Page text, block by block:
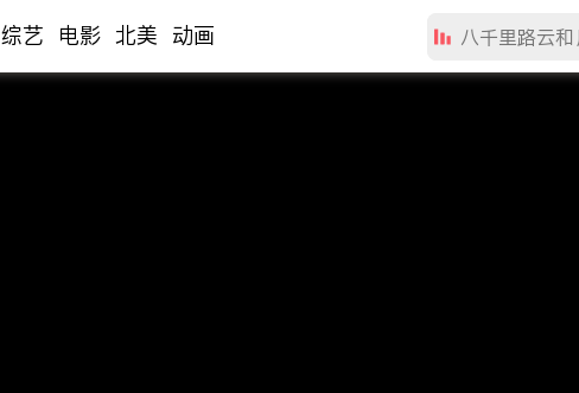
综艺 电影 北美 动画